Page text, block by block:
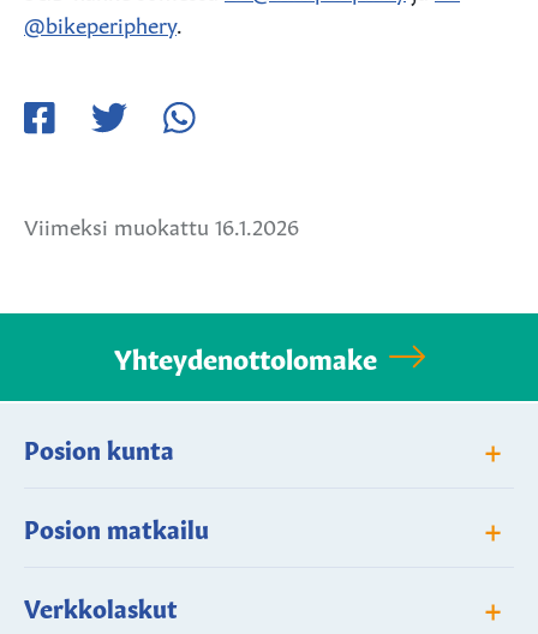
@bikeperiphery.
Viimeksi muokattu 16.1.2026
Yhteydenottolomake
Posion kunta +
Posion matkailu +
Verkkolaskut +